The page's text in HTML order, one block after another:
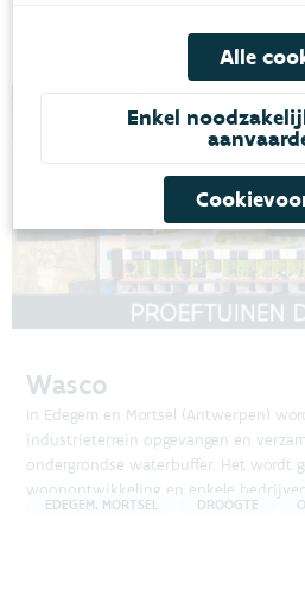
Wasco
In Edegem en Mortsel (Antwerpen)
industrieterrein opgevangen en
ondergrondse waterbuffer. Het wordt
woonontwikkeling en enkele bedrijven.
EDEGEM, MORTSEL DROOGTE
Alle
Enkel